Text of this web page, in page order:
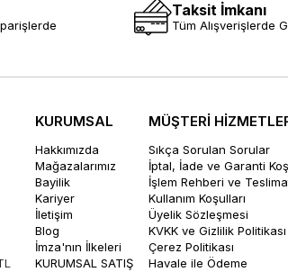
Taksit İmkanı
Tüm Alışverişlerde
KURUMSAL
Hakkımızda
Mağazalarımız
Bayilik
Kariyer
İletişim
Blog
İmza'nın İlkeleri
KURUMSAL SATIŞ
MÜŞTERİ
Sıkça Sorulan Sorular
İptal, İade ve Garanti
İşlem Rehberi ve
Kullanım Koşulları
Üyelik Sözleşmesi
KVKK ve Gizlilik Politikası
Çerez Politikası
Havale ile Ödeme